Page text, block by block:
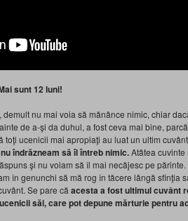
sunt 12 luni!
nu mai voia să mănânce nimic, chiar
de a-şi da duhul, a fost ceva mai bine,
toţi ucenicii mai apropiaţi au luat un ultim
îndrăzneam să îl întreb nimic.Atâtea
şi nu voiam să îl mai necăjesc pe
în genunchi să mă rog în tăcere lângă sfinţia
Se pare că acesta a fost ultimul cuvânt
săi, care pot depune mărturie pentru